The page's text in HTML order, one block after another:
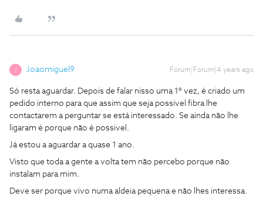
J Joaomiguel9 Forum|Forum|4 years ago
Só resta aguardar. Depois de falar nisso uma 1º vez, é criado um
pedido interno para que assim que seja possivel fibra lhe
contactarem a perguntar se está interessado. Se ainda não lhe
ligaram é porque não é possivel.
Já estou a aguardar a quase 1 ano.
Visto que toda a gente a volta tem não percebo porque não
instalam para mim.
Deve ser porque vivo numa aldeia pequena e não lhes interessa.